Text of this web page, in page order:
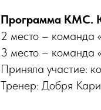
Программа КМС.
2 место –
3 место –
Приняла участие:
Тренер: Добря